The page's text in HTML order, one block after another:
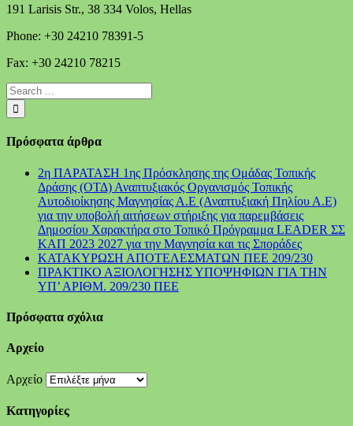
191 Larisis Str., 38 334 Volos, Hellas
Phone: +30 24210 78391-5
Fax: +30 24210 78215
Πρόσφατα άρθρα
2η ΠΑΡΑΤΑΣΗ 1ης Πρόσκλησης της Ομάδας Τοπικής
Δράσης (ΟΤΔ) Αναπτυξιακός Οργανισμός Τοπικής
Αυτοδιοίκησης Μαγνησίας Α.Ε (Αναπτυξιακή Πηλίου Α.Ε)
για την υποβολή αιτήσεων στήριξης για παρεμβάσεις
Δημοσίου Χαρακτήρα στο Τοπικό Πρόγραμμα LEADER ΣΣ
ΚΑΠ 2023 2027 για την Μαγνησία και τις Σποράδες
ΚΑΤΑΚΥΡΩΣΗ ΑΠΟΤΕΛΕΣΜΑΤΩΝ ΠΕΕ 209/230
ΠΡΑΚΤΙΚΟ ΑΞΙΟΛΟΓΗΣΗΣ ΥΠΟΨΗΦΙΩΝ ΓΙΑ ΤΗΝ
ΥΠ’ ΑΡΙΘΜ. 209/230 ΠΕΕ
Πρόσφατα σχόλια
Αρχείο
Αρχείο
Kατηγορίες